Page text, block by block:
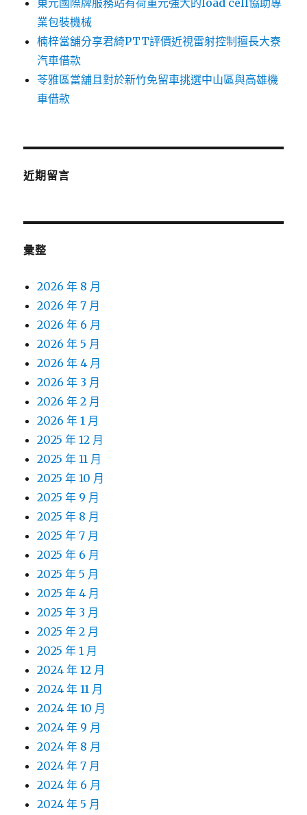
東元國際牌服務站有荷重元強大的load cell協助專
業包裝機械
楠梓當舖分享君綺PTT評價近視雷射控制擅長大寮
汽車借款
苓雅區當舖且對於新竹免留車挑選中山區與高雄機
車借款
近期留言
彙整
2026 年 8 月
2026 年 7 月
2026 年 6 月
2026 年 5 月
2026 年 4 月
2026 年 3 月
2026 年 2 月
2026 年 1 月
2025 年 12 月
2025 年 11 月
2025 年 10 月
2025 年 9 月
2025 年 8 月
2025 年 7 月
2025 年 6 月
2025 年 5 月
2025 年 4 月
2025 年 3 月
2025 年 2 月
2025 年 1 月
2024 年 12 月
2024 年 11 月
2024 年 10 月
2024 年 9 月
2024 年 8 月
2024 年 7 月
2024 年 6 月
2024 年 5 月